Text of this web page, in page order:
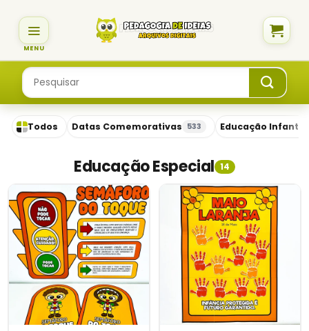
content
Pesquisar
por:
Todos Datas Comemorativas 533 Educação Infantil
Educação Especial 14